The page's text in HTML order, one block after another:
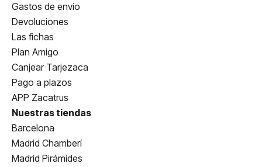
Gastos de envío
Devoluciones
Las fichas
Plan Amigo
Canjear Tarjezaca
Pago a plazos
APP Zacatrus
Nuestras tiendas
Barcelona
Madrid Chamberí
Madrid Pirámides